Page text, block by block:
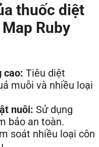
thuốc diệt
Ruby
cao: Tiêu diệt
muỗi và nhiều loại
nuôi: Sử dụng
bảo an toàn.
soát nhiều loại côn